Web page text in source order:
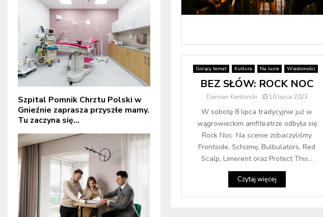
Gorący temat Kultura Na luzie Wiadomości
BEZ SŁÓW: ROCK NOC
Damian Kantorski 10 lipca 2023
W sobotę 8 lipca tradycyjnie już w
wągrowieckim amfiteatrze odbyła się
Rock Noc. Na scenie zobaczyliśmy
Frontside, Schizmę, Bulbulators, Red
Scalp, Limerent oraz Protect This...
Czytaj więcej
Szpital Pomnik Chrztu Polski w
Gnieźnie zaprasza przyszłe mamy.
Tu zaczyna się...